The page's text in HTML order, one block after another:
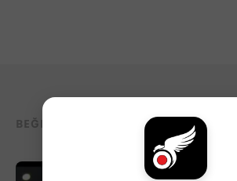
BEĞENEBILECEĞIN DIĞER YAZILAR...